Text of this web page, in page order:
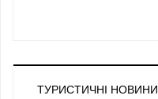
ТУРИСТИЧНІ НОВИНИ